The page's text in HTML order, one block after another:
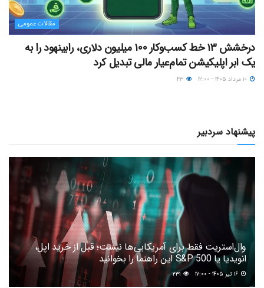
مقالات عمومی
درخشش ۱۳ خط کسب‌وکار ۱۰۰ میلیون دلاری، رابینهود را به
یک ابر اپلیکیشن تمام‌عیار مالی تبدیل کرد
پیشنهاد سردبیر
وال‌استریت فقط برای آمریکایی‌ها نیست؛ قبل از خرید اپل،
انویدیا یا S&P 500 این راهنما را بخوانید
۲۳۱